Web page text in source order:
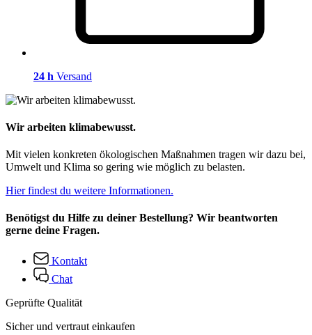
24 h Versand
Wir arbeiten klimabewusst.
Mit vielen konkreten ökologischen Maßnahmen tragen wir dazu bei,
Umwelt und Klima so gering wie möglich zu belasten.
Hier findest du weitere Informationen.
Benötigst du Hilfe zu deiner Bestellung? Wir beantworten
gerne deine Fragen.
Kontakt
Chat
Geprüfte Qualität
Sicher und vertraut einkaufen